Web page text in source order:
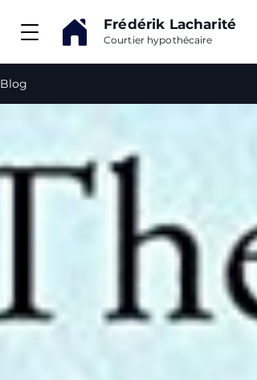
Frédérik Lacharité
Courtier hypothécaire
Blog